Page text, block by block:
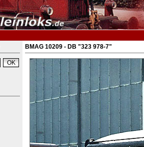
BMAG 10209 - DB "323 978-7"